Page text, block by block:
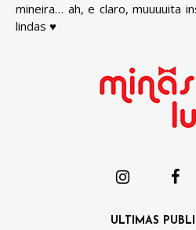
mineira… ah, e claro, muuuuita
lindas ♥
ULTIMAS